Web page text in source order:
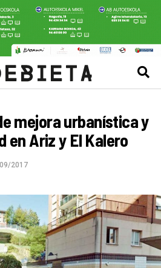
mejora urbanística y
en Ariz y El Kalero
2017